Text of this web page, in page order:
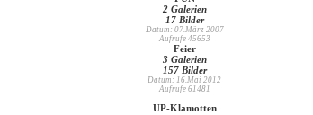
2 Galerien
17 Bilder
Datum: 07.März 2007
Aufrufe 45653
Feier
3 Galerien
157 Bilder
Datum: 16.Mai 2012
Aufrufe 61481
UP-Klamotten